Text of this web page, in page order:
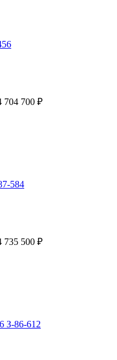
704 700 ₽
584
735 500 ₽
З-86-612